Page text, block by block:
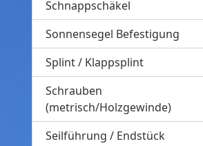
Schnappschäkel
Sonnensegel Befestigung
Splint / Klappsplint
Schrauben
(metrisch/Holzgewinde)
Seilführung / Endstück